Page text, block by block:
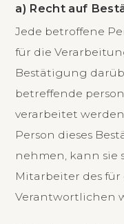
a) Recht auf
Jede betroffene
für die
Bestätigung
betreffende
verarbeitet
Person dieses
nehmen, kann sie
Mitarbeiter des
Verantwortlichen